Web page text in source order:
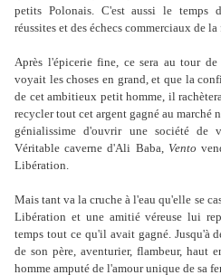
petits Polonais. C'est aussi le temps
réussites et des échecs commerciaux de
Après l'épicerie fine, ce sera au tour
voyait les choses en grand, et que la
de cet ambitieux petit homme, il
recycler tout cet argent gagné au marché
génialissime d'ouvrir une société de
Véritable caverne d'Ali Baba, Vento
Libération.
Mais tant va la cruche à l'eau qu'elle se
Libération et une amitié véreuse lui
temps tout ce qu'il avait gagné. Jusqu'à
de son père, aventurier, flambeur, haut
homme amputé de l'amour unique de sa